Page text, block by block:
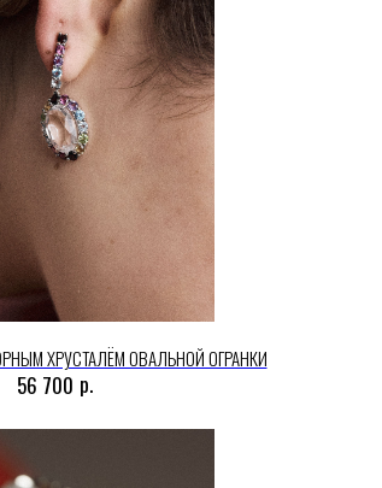
ХРУСТАЛЁМ ОВАЛЬНОЙ ОГРАНКИ
56 700 р.